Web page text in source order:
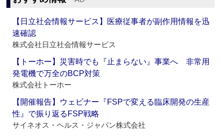
【日立社会情報サービス】医療従事者が副作用情報を迅
速確認
株式会社日立社会情報サービス
【トーホー】災害時でも『止まらない』事業へ 非常用
発電機で万全のBCP対策
株式会社トーホー
【開催報告】ウェビナー『FSPで変える臨床開発の生産
性』で振り返るFSP戦略
サイネオス・ヘルス・ジャパン株式会社